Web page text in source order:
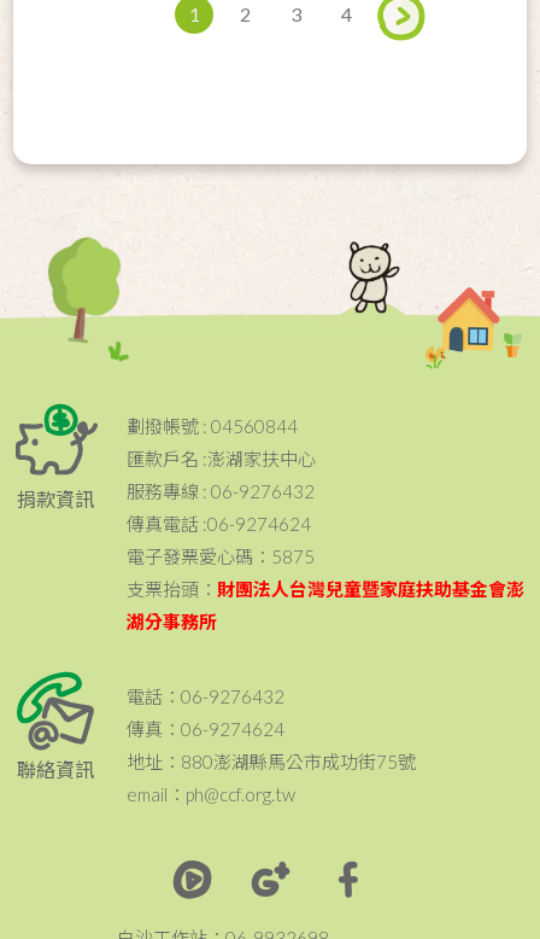
1 2 3 4
捐款資訊
劃撥帳號 : 04560844
匯款戶名 :澎湖家扶中心
服務專線 : 06-9276432
傳真電話 :06-9274624
電子發票愛心碼：5875
支票抬頭： 財團法人台灣兒童暨家庭扶助基金會澎
湖分事務所
聯絡資訊
電話：06-9276432
傳真：06-9274624
地址：880澎湖縣馬公市成功街75號
email：ph@ccf.org.tw